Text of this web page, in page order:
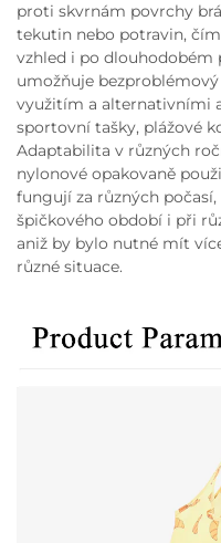
proti skvrnám povrchy
tekutin nebo potravin,
vzhled i po dlouhodobém
umožňuje
využitím a alternativními
sportovní tašky, plážové
Adaptabilita v různých
nylonové opakovaně
fungují za různých
špičkového období i při
aniž by bylo nutné mít
různé situace.